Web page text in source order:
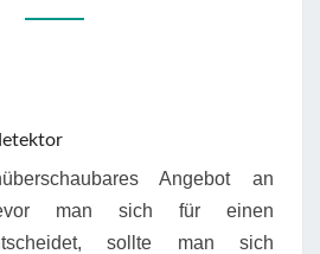
Angebot an
man sich für einen
sollte man sich